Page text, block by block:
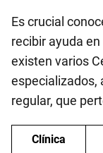
Es crucial
recibir ayuda
existen varios
especializados,
regular, que
Clínica